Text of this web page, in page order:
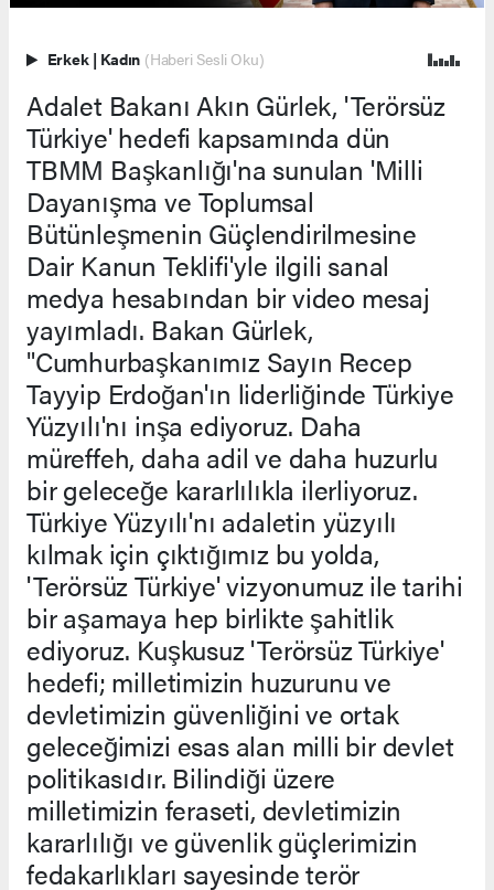
Erkek | Kadın (Haberi Sesli Oku)
Adalet Bakanı Akın Gürlek, 'Terörsüz
Türkiye' hedefi kapsamında dün
TBMM Başkanlığı'na sunulan 'Milli
Dayanışma ve Toplumsal
Bütünleşmenin Güçlendirilmesine
Dair Kanun Teklifi'yle ilgili sanal
medya hesabından bir video mesaj
yayımladı. Bakan Gürlek,
"Cumhurbaşkanımız Sayın Recep
Tayyip Erdoğan'ın liderliğinde Türkiye
Yüzyılı'nı inşa ediyoruz. Daha
müreffeh, daha adil ve daha huzurlu
bir geleceğe kararlılıkla ilerliyoruz.
Türkiye Yüzyılı'nı adaletin yüzyılı
kılmak için çıktığımız bu yolda,
'Terörsüz Türkiye' vizyonumuz ile tarihi
bir aşamaya hep birlikte şahitlik
ediyoruz. Kuşkusuz 'Terörsüz Türkiye'
hedefi; milletimizin huzurunu ve
devletimizin güvenliğini ve ortak
geleceğimizi esas alan milli bir devlet
politikasıdır. Bilindiği üzere
milletimizin feraseti, devletimizin
kararlılığı ve güvenlik güçlerimizin
fedakarlıkları sayesinde terör